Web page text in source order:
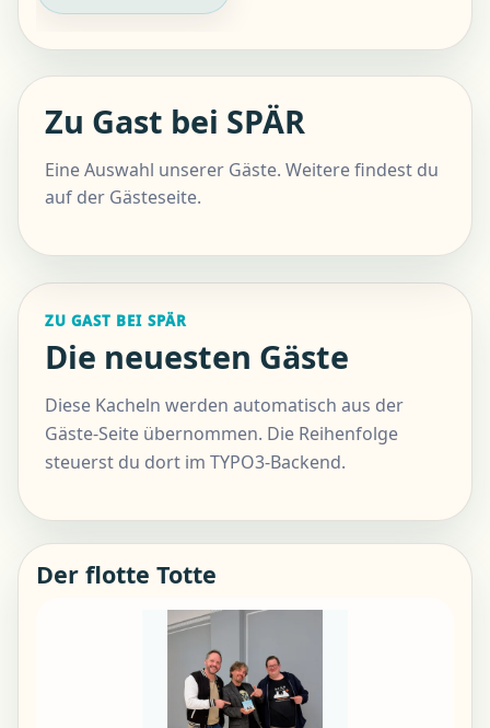
Zu Gast bei SPÄR
Eine Auswahl unserer Gäste. Weitere findest du
auf der Gästeseite.
ZU GAST BEI SPÄR
Die neuesten Gäste
Diese Kacheln werden automatisch aus der
Gäste-Seite übernommen. Die Reihenfolge
steuerst du dort im TYPO3-Backend.
Der flotte Totte